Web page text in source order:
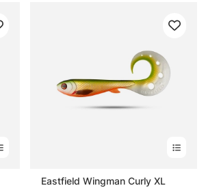
Eastfield Wingman Curly XL